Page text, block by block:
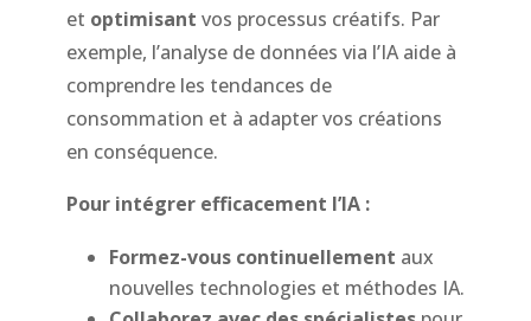
et optimisant vos processus créatifs. Par
exemple, l’analyse de données via l’IA aide à
comprendre les tendances de
consommation et à adapter vos créations
en conséquence.
Pour intégrer efficacement l’IA :
Formez-vous continuellement aux
nouvelles technologies et méthodes IA.